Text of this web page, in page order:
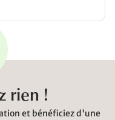
rien !
et bénéficiez d'une